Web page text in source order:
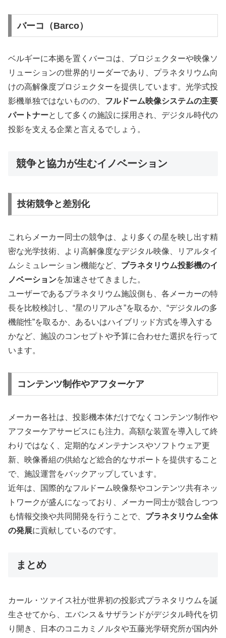
バーコ（Barco）
ベルギーに本拠を置くバーコは、プロジェクターや映像ソ
リューションの世界的リーダーであり、プラネタリウム向
けの高解像度プロジェクターを提供しています。光学式投
影機単独ではないものの、 フルドーム映像システムの主要
パートナーとして多くの施設に採用され、デジタル時代の
投影を支える企業と言えるでしょう。
競争と協力が生むイノベーション
技術競争と差別化
これらメーカー同士の競争は、より多くの星を映し出す精
密な光学技術、より高解像度なデジタル映像、リアルタイ
ムシミュレーション機能など、 プラネタリウム投影機のイ
ノベーションを加速させてきました。
ユーザーであるプラネタリウム施設側も、各メーカーの特
長を比較検討し、“星のリアルさ”を取るか、“デジタルの多
機能性”を取るか、あるいはハイブリッド方式を導入する
かなど、施設のコンセプトや予算に合わせた選択を行って
います。
コンテンツ制作やアフターケア
メーカー各社は、投影機本体だけでなくコンテンツ制作や
アフターケアサービスにも注力。高額な装置を導入して終
わりではなく、定期的なメンテナンスやソフトウェア更
新、映像番組の供給など総合的なサポートを提供すること
で、施設運営をバックアップしています。
近年は、国際的なフルドーム映像祭やコンテンツ共有ネッ
トワークが盛んになっており、メーカー同士が競合しつつ
も情報交換や共同開発を行うことで、 プラネタリウム全体
の発展に貢献しているのです。
まとめ
カール・ツァイス社が世界初の投影式プラネタリウムを誕
生させてから、エバンス＆サザランドがデジタル時代を切
り開き、日本のコニカミノルタや五藤光学研究所が国内外